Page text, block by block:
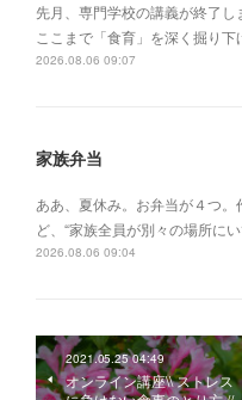
先月、専門学校の講義が終了し
ここまで「食育」を深く掘り下
2026.08.06 09:07
家族弁当
ああ、夏休み。お弁当が４つ。
ど、“家族全員が別々の場所に
2026.08.06 09:04
2021.05.25 04:49
オンライン講座\\ ストレス